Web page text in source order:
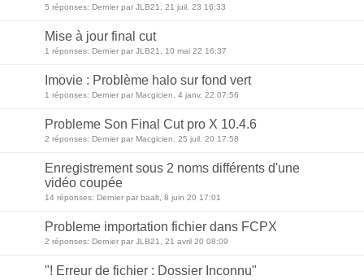
5 réponses: Dernier par JLB21, 21 juil. 23 16:33
Mise à jour final cut
1 réponses: Dernier par JLB21, 10 mai 22 16:37
Imovie : Problème halo sur fond vert
1 réponses: Dernier par Macgicien, 4 janv. 22 07:56
Probleme Son Final Cut pro X 10.4.6
2 réponses: Dernier par Macgicien, 25 juil. 20 17:58
Enregistrement sous 2 noms différents d'une
vidéo coupée
14 réponses: Dernier par baalt, 8 juin 20 17:01
Probleme importation fichier dans FCPX
2 réponses: Dernier par JLB21, 21 avril 20 08:09
"! Erreur de fichier : Dossier Inconnu"